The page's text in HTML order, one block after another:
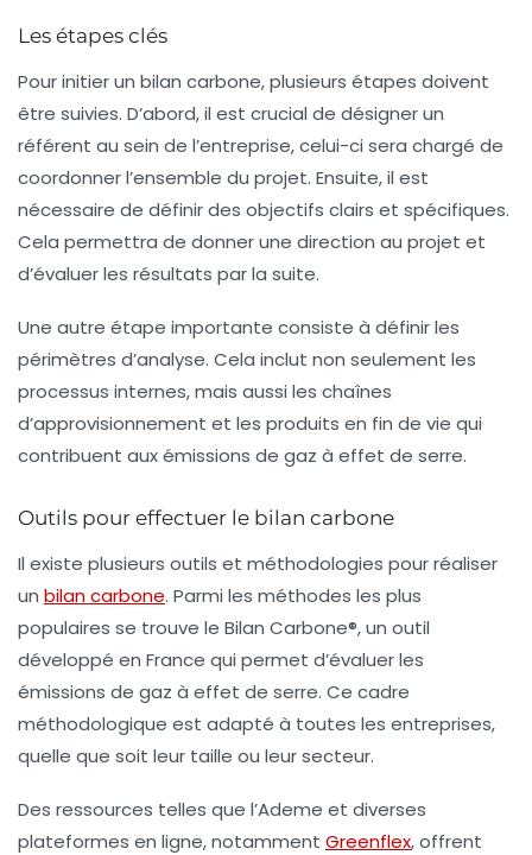
Les étapes clés
Pour initier un bilan carbone, plusieurs étapes doivent
être suivies. D’abord, il est crucial de désigner un
référent au sein de l’entreprise, celui-ci sera chargé de
coordonner l’ensemble du projet. Ensuite, il est
nécessaire de définir des objectifs clairs et spécifiques.
Cela permettra de donner une direction au projet et
d’évaluer les résultats par la suite.
Une autre étape importante consiste à définir les
périmètres d’analyse. Cela inclut non seulement les
processus internes, mais aussi les chaînes
d’approvisionnement et les produits en fin de vie qui
contribuent aux émissions de gaz à effet de serre.
Outils pour effectuer le bilan carbone
Il existe plusieurs outils et méthodologies pour réaliser
un bilan carbone. Parmi les méthodes les plus
populaires se trouve le Bilan Carbone®, un outil
développé en France qui permet d’évaluer les
émissions de gaz à effet de serre. Ce cadre
méthodologique est adapté à toutes les entreprises,
quelle que soit leur taille ou leur secteur.
Des ressources telles que l’Ademe et diverses
plateformes en ligne, notamment Greenflex, offrent